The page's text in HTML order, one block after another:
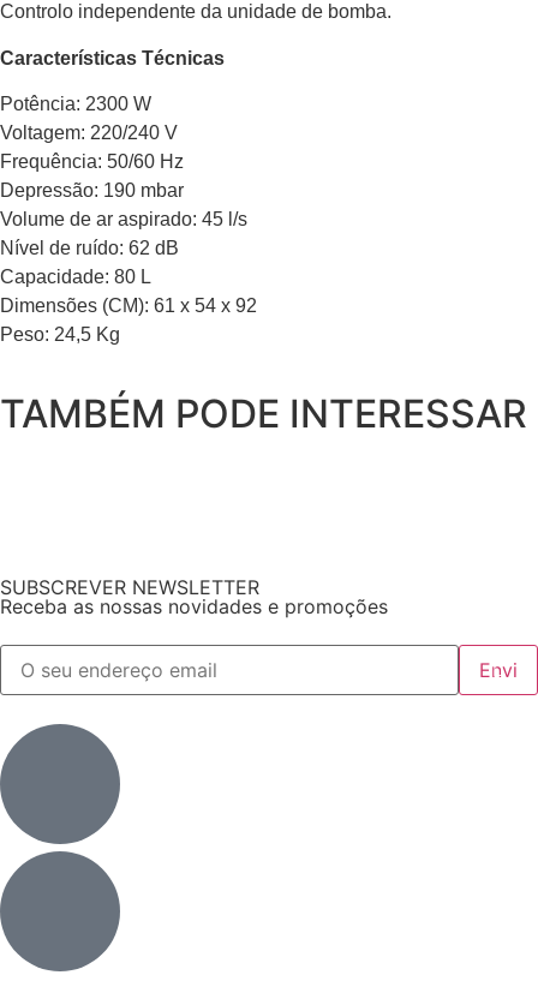
Controlo independente da unidade de bomba.
Características Técnicas
Potência: 2300 W
Voltagem: 220/240 V
Frequência: 50/60 Hz
Depressão: 190 mbar
Volume de ar aspirado: 45 l/s
Nível de ruído: 62 dB
Capacidade: 80 L
Dimensões (CM): 61 x 54 x 92
Peso: 24,5 Kg
TAMBÉM PODE INTERESSAR
SUBSCREVER NEWSLETTER
Receba as nossas novidades e promoções